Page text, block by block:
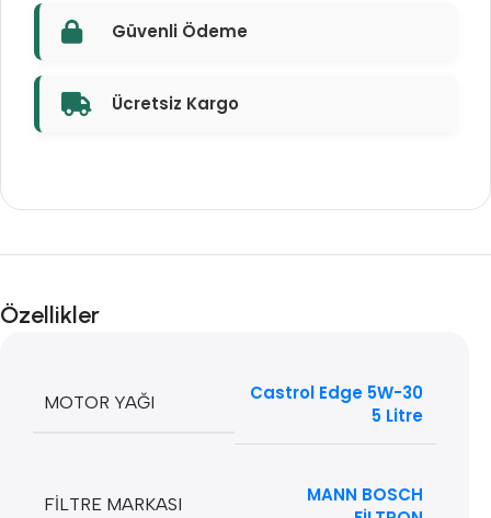
Güvenli Ödeme
Ücretsiz Kargo
Özellikler
MOTOR YAĞI
Castrol Edge 5W-30
5 Litre
FILTRE MARKASI
MANN BOSCH